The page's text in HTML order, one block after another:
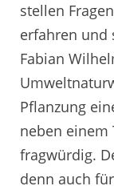
stellen
erfahren und
Fabian
Pflanzung
neben einem
fragwürdig.
denn auch